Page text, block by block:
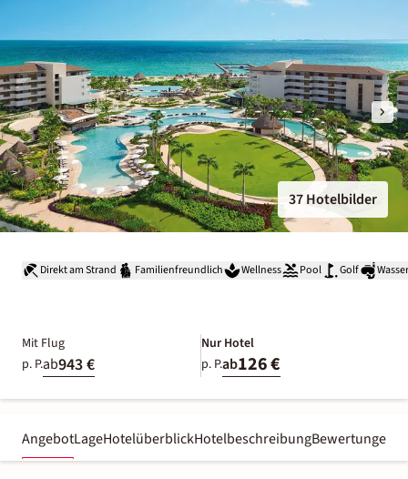
37 Hotelbilder
Direkt am Strand Familienfreundlich Wellness Pool Golf
Mit Flug
p. P.ab943 €
Nur Hotel
p. P.ab126 €
AngebotLageHotelüberblickHotelbeschreibungBewertungen